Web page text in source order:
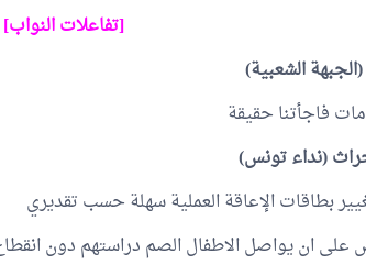
[تفاعلات النواب]
(الجبهة الشعبية)
فاجأتنا حقيقة
(نداء تونس)
بطاقات الإعاقة العملية سهلة حسب تقديري
ان يواصل الاطفال الصم دراستهم دون